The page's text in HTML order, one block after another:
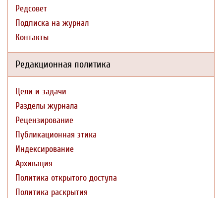
Редсовет
Подписка на журнал
Контакты
Редакционная политика
Цели и задачи
Разделы журнала
Рецензирование
Публикационная этика
Индексирование
Архивация
Политика открытого доступа
Политика раскрытия